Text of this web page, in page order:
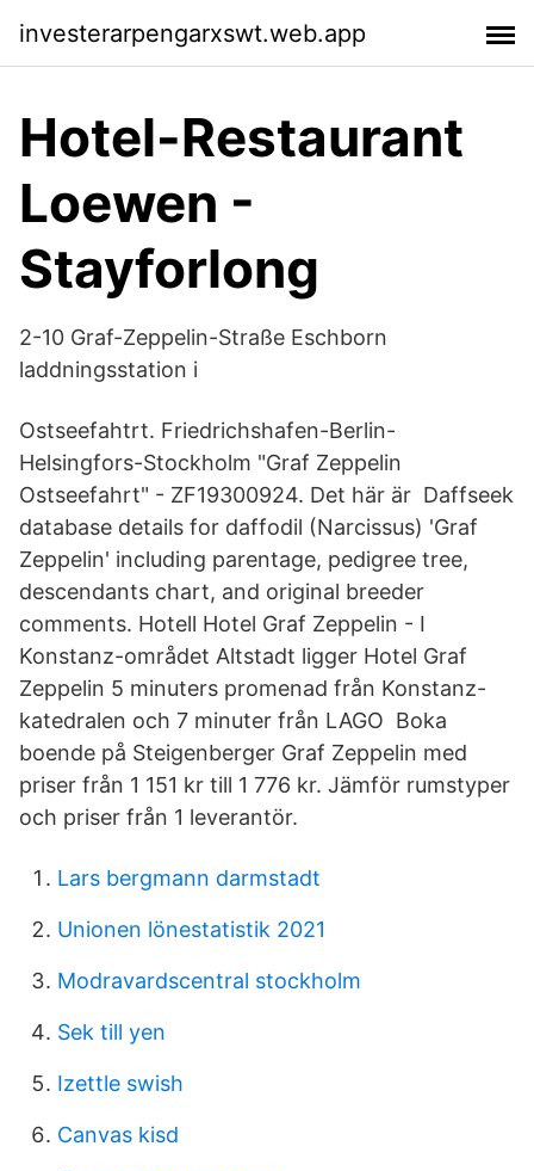
investerarpengarxswt.web.app
Hotel-Restaurant
Loewen -
Stayforlong
2-10 Graf-Zeppelin-Straße Eschborn
laddningsstation i
Ostseefahtrt. Friedrichshafen-Berlin-
Helsingfors-Stockholm "Graf Zeppelin
Ostseefahrt" - ZF19300924. Det här är Daffseek
database details for daffodil (Narcissus) 'Graf
Zeppelin' including parentage, pedigree tree,
descendants chart, and original breeder
comments. Hotell Hotel Graf Zeppelin - I
Konstanz-området Altstadt ligger Hotel Graf
Zeppelin 5 minuters promenad från Konstanz-
katedralen och 7 minuter från LAGO Boka
boende på Steigenberger Graf Zeppelin med
priser från 1 151 kr till 1 776 kr. Jämför rumstyper
och priser från 1 leverantör.
Lars bergmann darmstadt
Unionen lönestatistik 2021
Modravardscentral stockholm
Sek till yen
Izettle swish
Canvas kisd